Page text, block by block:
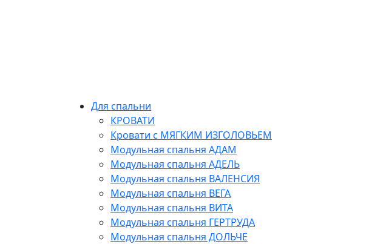
Для спальни
КРОВАТИ
Кровати с МЯГКИМ ИЗГОЛОВЬЕМ
Модульная спальня АДАМ
Модульная спальня АДЕЛЬ
Модульная спальня ВАЛЕНСИЯ
Модульная спальня ВЕГА
Модульная спальня ВИТА
Модульная спальня ГЕРТРУДА
Модульная спальня ДОЛЬЧЕ